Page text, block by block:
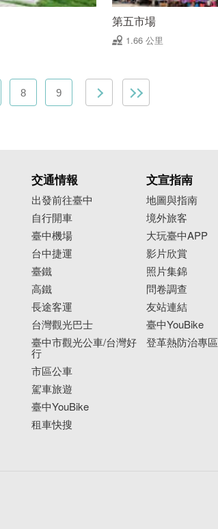
第五市場
1.66 公里
8 9
交通情報
出發前往臺中
自行開車
臺中機場
台中捷運
臺鐵
高鐵
長途客運
台灣觀光巴士
臺中市觀光公車/台灣好
行
市區公車
駕車旅遊
臺中YouBike
租車快搜
文宣指南
地圖與指南
境外旅客
大玩臺中APP
影片欣賞
照片集錦
問卷調查
友站連結
臺中YouBike
登革熱防治專區